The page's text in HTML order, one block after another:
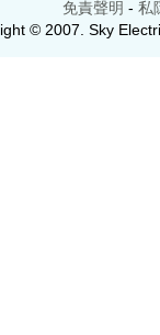
免責聲明 - 私
© 2007. Sky